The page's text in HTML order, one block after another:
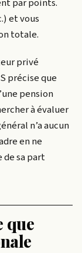
par points.
et vous
totale.
privé
précise que
pension
à évaluer
n’a aucun
en ne
de sa part
que